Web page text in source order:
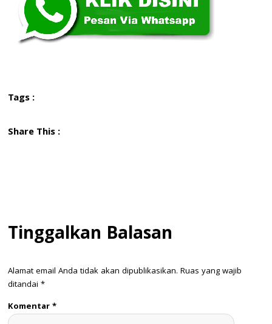
Tags :
Share This :
Tinggalkan Balasan
Alamat email Anda tidak akan dipublikasikan. Ruas yang wajib
ditandai *
Komentar*